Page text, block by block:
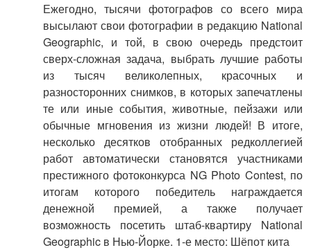
Ежегодно, тысячи фотографов со всего мира
высылают свои фотографии в редакцию National
Geographic, и той, в свою очередь предстоит
сверх-сложная задача, выбрать лучшие работы
из тысяч великолепных, красочных и
разносторонних снимков, в которых запечатлены
те или иные события, животные, пейзажи или
обычные мгновения из жизни людей! В итоге,
несколько десятков отобранных редколлегией
работ автоматически становятся участниками
престижного фотоконкурса NG Photo Contest, по
итогам которого победитель награждается
денежной премией, а также получает
возможность посетить штаб-квартиру National
Geographic в Нью-Йорке. 1-е место: Шёпот кита